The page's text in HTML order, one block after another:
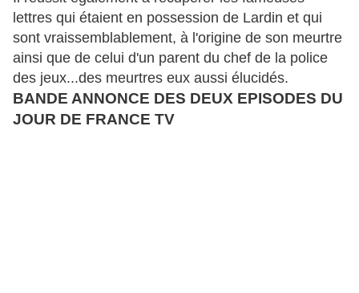
lettres qui étaient en possession de Lardin et qui
sont vraissemblablement, à l'origine de son meurtre
ainsi que de celui d'un parent du chef de la police
des jeux...des meurtres eux aussi élucidés.
BANDE ANNONCE DES DEUX EPISODES DU
JOUR DE FRANCE TV